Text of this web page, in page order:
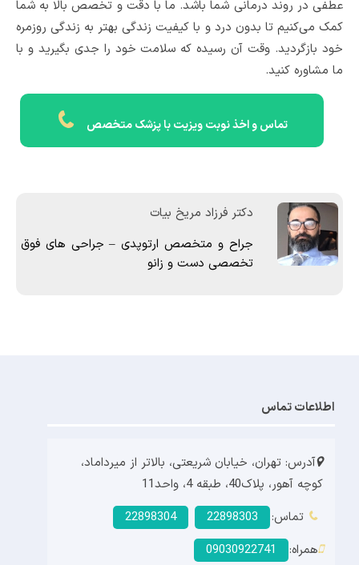
عطفی در روند درمانی شما باشد. ما با دقت و تخصص بالا به شما
کمک می‌کنیم تا بدون درد و با کیفیت زندگی بهتر به زندگی روزمره
خود بازگردید. وقت آن رسیده که سلامت خود را جدی بگیرید و با
ما مشاوره کنید.
تماس و اخذ نوبت ویزیت با پزشک متخصص
دکتر فرزاد مریخ بیات
جراح و متخصص ارتوپدی – جراحی های فوق
تخصصی دست و زانو
اطلاعات تماس
آدرس: تهران، خیابان شریعتی، بالاتر از میرداماد،
کوچه آهور، پلاک40، طبقه 4، واحد11
تماس:
22898303
22898304
همراه:
09030922741